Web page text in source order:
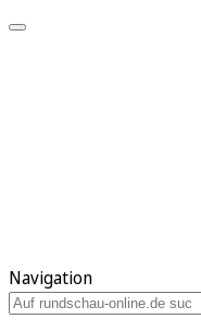
Navigation